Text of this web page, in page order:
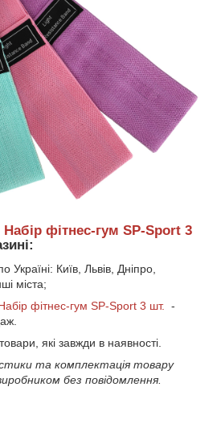
Набір фітнес-гум SP-Sport 3
Україні: Київ, Львів, Дніпро,
міста;
фітнес-гум SP-Sport 3 шт. -
які завжди в наявності.
та комплектація товару
без повідомлення.